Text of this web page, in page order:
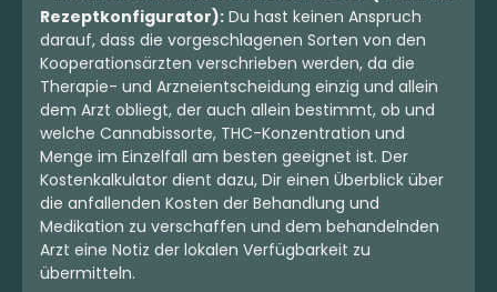
Sativa Blüten
Gripon420 24/1 FLF
Fruitloops x Fuel
Sativa Blüten
Bathera 27/1 SSH
Rezeptkonfigurator): Du hast keinen Anspruch
darauf, dass die vorgeschlagenen Sorten von den
Kooperationsärzten verschrieben werden, da die
Therapie- und Arzneientscheidung einzig und allein
dem Arzt obliegt, der auch allein bestimmt, ob und
welche Cannabissorte, THC-Konzentration und
Menge im Einzelfall am besten geeignet ist. Der
Kostenkalkulator dient dazu, Dir einen Überblick über
die anfallenden Kosten der Behandlung und
Medikation zu verschaffen und dem behandelnden
Arzt eine Notiz der lokalen Verfügbarkeit zu
übermitteln.